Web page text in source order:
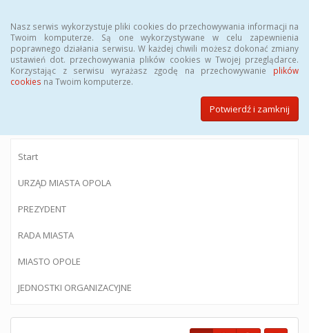
Nasz serwis wykorzystuje pliki cookies do przechowywania informacji na
Twoim komputerze. Są one wykorzystywane w celu zapewnienia
poprawnego działania serwisu. W każdej chwili możesz dokonać zmiany
ustawień dot. przechowywania plików cookies w Twojej przeglądarce.
Korzystając z serwisu wyrażasz zgodę na przechowywanie plików
cookies na Twoim komputerze.
Potwierdź i zamknij
BIULETYN INFORMACJI PUBLICZNEJ
Urzędu Miasta Opola
Start
URZĄD MIASTA OPOLA
PREZYDENT
RADA MIASTA
MIASTO OPOLE
JEDNOSTKI ORGANIZACYJNE